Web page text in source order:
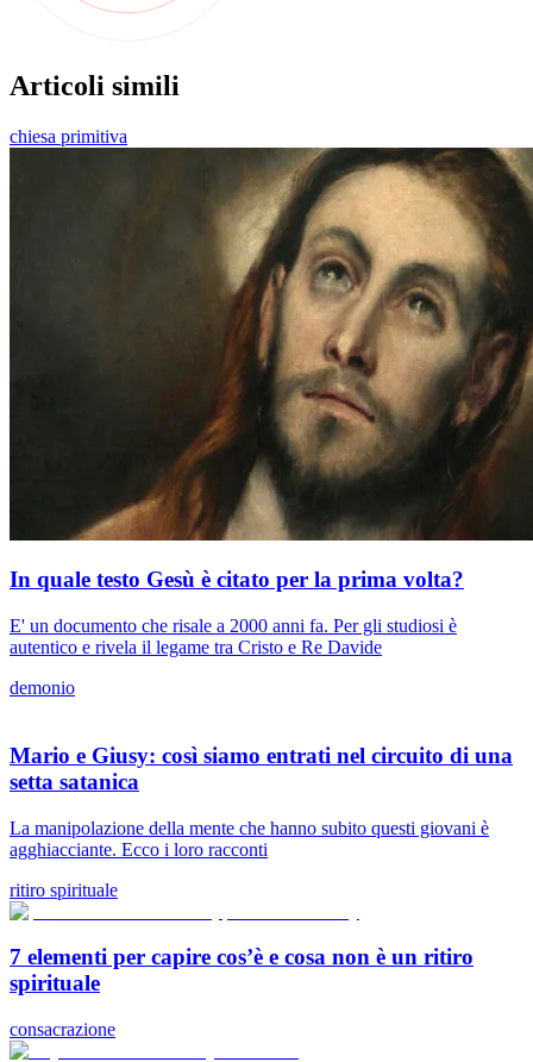
Articoli simili
chiesa primitiva
In quale testo Gesù è citato per la prima volta?
E' un documento che risale a 2000 anni fa. Per gli studiosi è
autentico e rivela il legame tra Cristo e Re Davide
demonio
Mario e Giusy: così siamo entrati nel circuito di una
setta satanica
La manipolazione della mente che hanno subito questi giovani è
agghiacciante. Ecco i loro racconti
ritiro spirituale
7 elementi per capire cos’è e cosa non è un ritiro
spirituale
consacrazione